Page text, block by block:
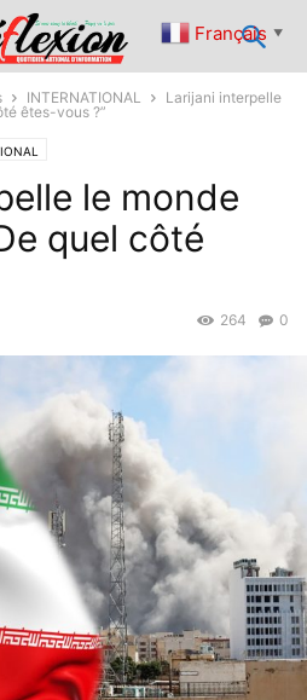
INTERNATIONAL
Larijani interpelle
êtes-vous ?”
le monde
quel côté
0
264
Français ▼